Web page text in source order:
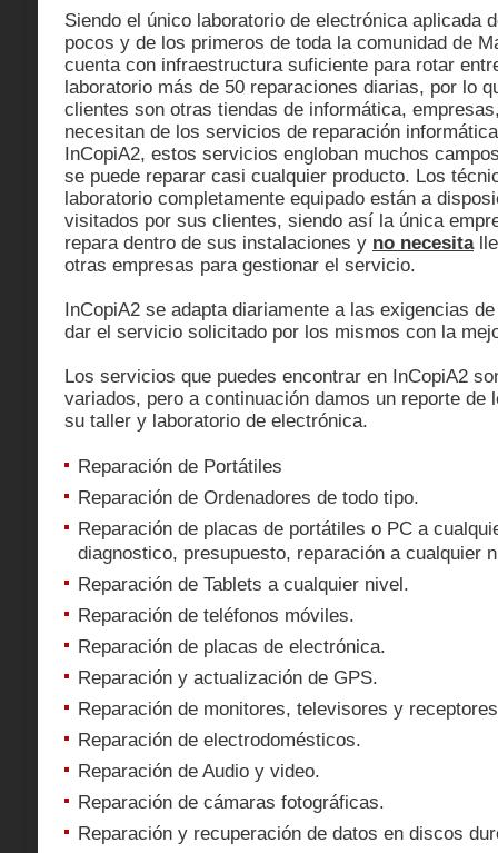
Siendo el único laboratorio de electrónica aplicada
pocos y de los primeros de toda la comunidad de
cuenta con infraestructura suficiente para rotar
laboratorio más de 50 reparaciones diarias, por lo
clientes son otras tiendas de informática,
necesitan de los servicios de reparación
InCopiA2, estos servicios engloban muchos
se puede reparar casi cualquier producto. Los
laboratorio completamente equipado están a
visitados por sus clientes, siendo así la única
repara dentro de sus instalaciones y no necesita
otras empresas para gestionar el servicio.
InCopiA2 se adapta diariamente a las exigencias
dar el servicio solicitado por los mismos con la
Los servicios que puedes encontrar en InCopiA2
variados, pero a continuación damos un reporte de
su taller y laboratorio de electrónica.
Reparación de Portátiles
Reparación de Ordenadores de todo tipo.
Reparación de placas de portátiles o PC a
diagnostico, presupuesto, reparación a cualquier
Reparación de Tablets a cualquier nivel.
Reparación de teléfonos móviles.
Reparación de placas de electrónica.
Reparación y actualización de GPS.
Reparación de monitores, televisores y
Reparación de electrodomésticos.
Reparación de Audio y video.
Reparación de cámaras fotográficas.
Reparación y recuperación de datos en discos